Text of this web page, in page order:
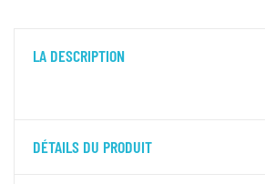
LA DESCRIPTION
DÉTAILS DU PRODUIT